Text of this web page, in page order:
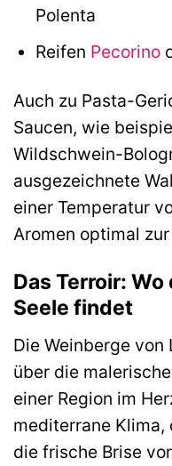
Polenta
Reifen Pecorino
Auch zu Pasta-
Saucen, wie
Wildschwein-
ausgezeichnete
einer Temperatur
Aromen optimal
Das Terroir:
Seele findet
Die Weinberge
über die
einer Region im
mediterrane Klima,
die frische Brise